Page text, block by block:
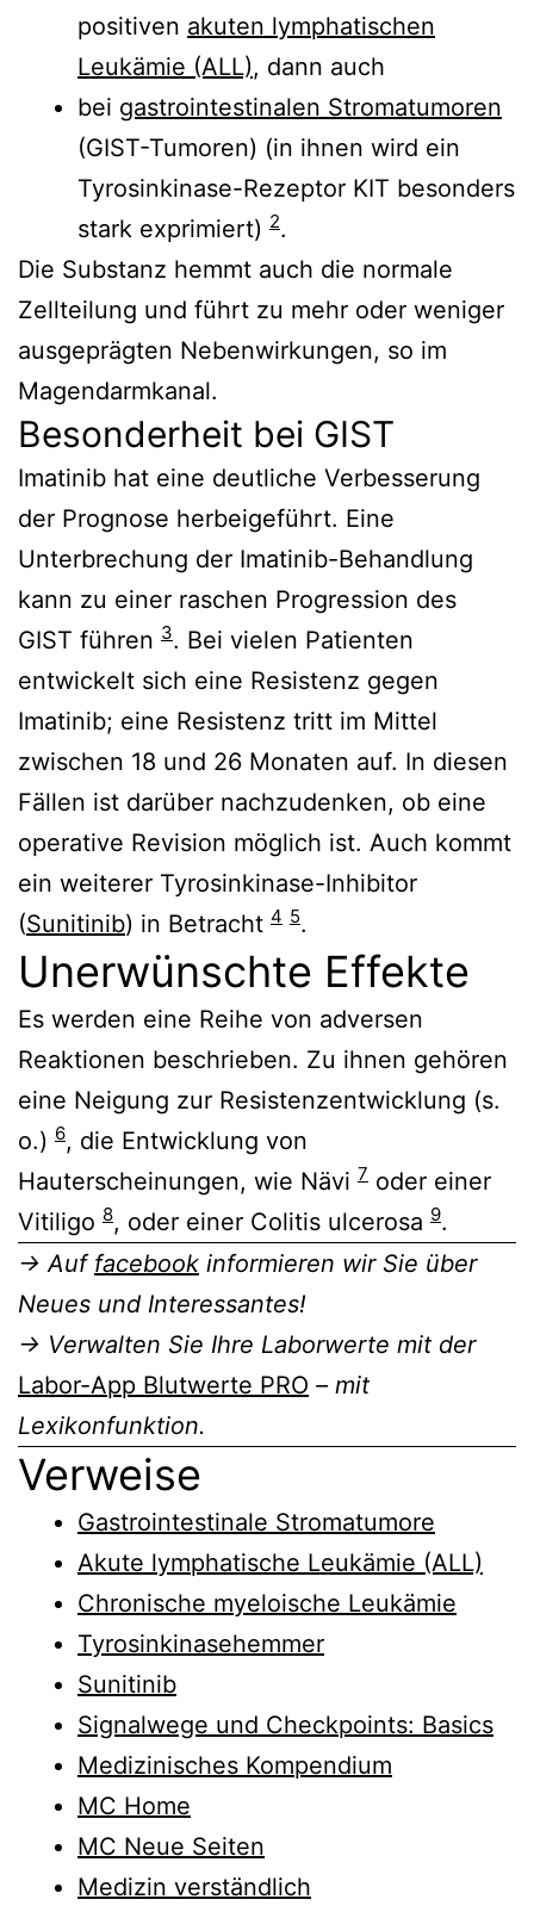
positiven akuten lymphatischen
Leukämie (ALL), dann auch
bei gastrointestinalen Stromatumoren
(GIST-Tumoren) (in ihnen wird ein
Tyrosinkinase-Rezeptor KIT besonders
stark exprimiert) 2.
Die Substanz hemmt auch die normale
Zellteilung und führt zu mehr oder weniger
ausgeprägten Nebenwirkungen, so im
Magendarmkanal.
Besonderheit bei GIST
Imatinib hat eine deutliche Verbesserung
der Prognose herbeigeführt. Eine
Unterbrechung der Imatinib-Behandlung
kann zu einer raschen Progression des
GIST führen 3. Bei vielen Patienten
entwickelt sich eine Resistenz gegen
Imatinib; eine Resistenz tritt im Mittel
zwischen 18 und 26 Monaten auf. In diesen
Fällen ist darüber nachzudenken, ob eine
operative Revision möglich ist. Auch kommt
ein weiterer Tyrosinkinase-Inhibitor
(Sunitinib) in Betracht 4 5.
Unerwünschte Effekte
Es werden eine Reihe von adversen
Reaktionen beschrieben. Zu ihnen gehören
eine Neigung zur Resistenzentwicklung (s.
o.) 6, die Entwicklung von
Hauterscheinungen, wie Nävi 7 oder einer
Vitiligo 8, oder einer Colitis ulcerosa 9.
→ Auf facebook informieren wir Sie über
Neues und Interessantes!
→ Verwalten Sie Ihre Laborwerte mit der
Labor-App Blutwerte PRO – mit
Lexikonfunktion.
Verweise
Gastrointestinale Stromatumore
Akute lymphatische Leukämie (ALL)
Chronische myeloische Leukämie
Tyrosinkinasehemmer
Sunitinib
Signalwege und Checkpoints: Basics
Medizinisches Kompendium
MC Home
MC Neue Seiten
Medizin verständlich